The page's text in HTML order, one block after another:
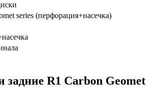
series (перфорация+насечка)
R1 Carbon